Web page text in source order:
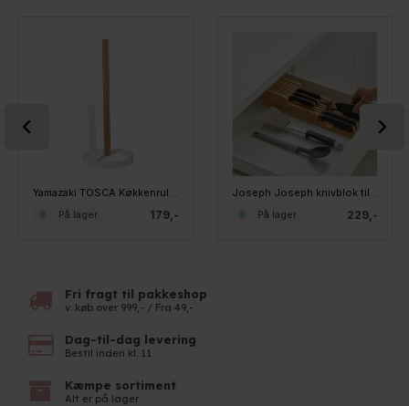
179,-
På lager 229,-
På lager
Fri fragt til pakkeshop
v. køb over 999,- / Fra 49,-
Dag-til-dag levering
Bestil inden kl. 11
Kæmpe sortiment
Alt er på lager